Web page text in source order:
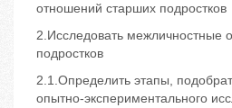
отношений старших подростков
2.Исследовать межличностные
подростков
2.1.Определить этапы,
опытно-экспериментального